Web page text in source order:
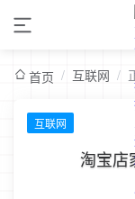
首页 / 互联网 /
互联网
淘宝店